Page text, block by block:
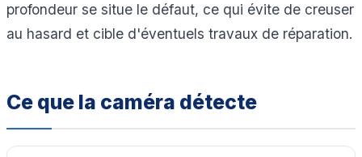
profondeur se situe le défaut, ce qui évite de creuser
au hasard et cible d'éventuels travaux de réparation.
Ce que la caméra détecte